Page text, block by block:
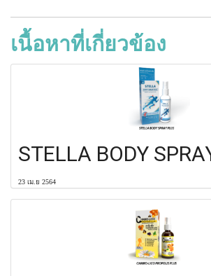
เนื้อหาที่เกี่ยวข้อง
STELLA BODY
23 เม.ย 2564